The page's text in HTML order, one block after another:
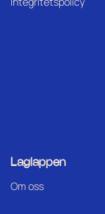
Laglappen
Om oss